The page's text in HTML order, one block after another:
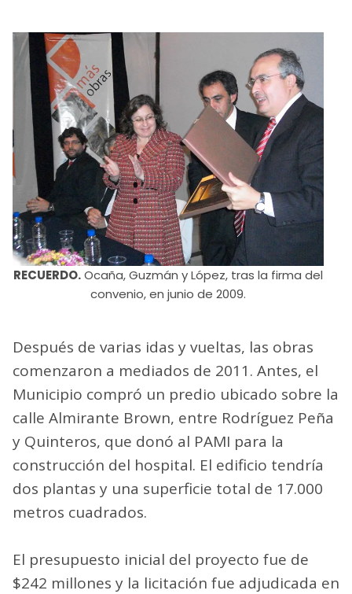
RECUERDO.Ocaña, Guzmán y López, tras la firma del
convenio, en junio de 2009.
Después de varias idas y vueltas, las obras
comenzaron a mediados de 2011. Antes, el
Municipio compró un predio ubicado sobre la
calle Almirante Brown, entre Rodríguez Peña
y Quinteros, que donó al PAMI para la
construcción del hospital. El edificio tendría
dos plantas y una superficie total de 17.000
metros cuadrados.
El presupuesto inicial del proyecto fue de
$242 millones y la licitación fue adjudicada en